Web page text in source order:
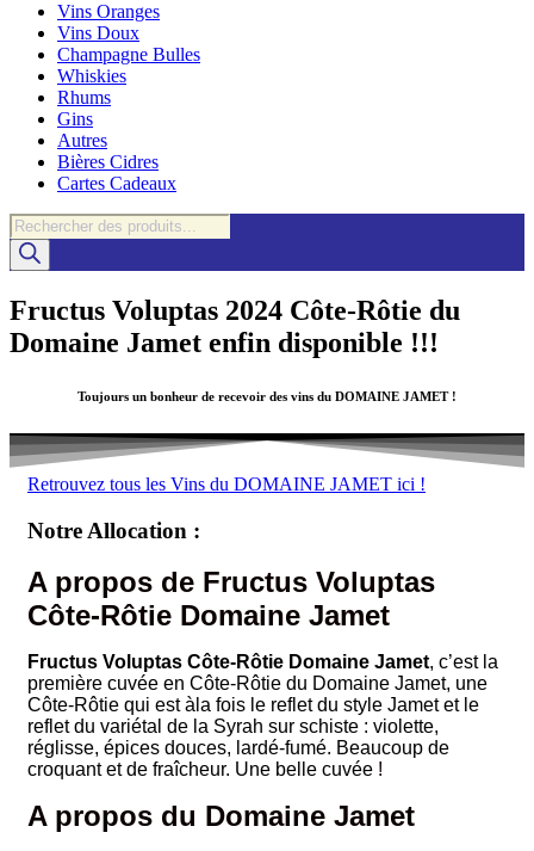
Vins Oranges
Vins Doux
Champagne Bulles
Whiskies
Rhums
Gins
Autres
Bières Cidres
Cartes Cadeaux
Recherche
de
produits
Fructus Voluptas 2024 Côte-Rôtie du
Domaine Jamet enfin disponible !!!
Toujours un bonheur de recevoir des vins du DOMAINE JAMET!
Retrouvez tous les Vins du DOMAINE JAMET ici !
Notre Allocation :
A propos de Fructus Voluptas
Côte-Rôtie Domaine Jamet
Fructus Voluptas Côte-Rôtie Domaine Jamet, c’est la
première cuvée en Côte-Rôtie du Domaine Jamet, une
Côte-Rôtie qui est àla fois le reflet du style Jamet et le
reflet du variétal de la Syrah sur schiste : violette,
réglisse, épices douces, lardé-fumé. Beaucoup de
croquant et de fraîcheur. Une belle cuvée !
A propos du Domaine Jamet